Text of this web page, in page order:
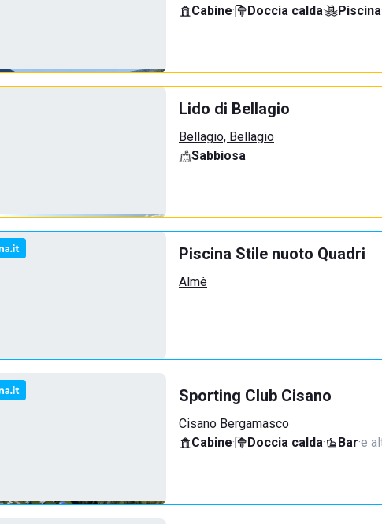
Cabine· Doccia calda· Piscina
Lido di Bellagio
Bellagio, Bellagio
Sabbiosa
Piscina Stile nuoto Quadri
Almè
Sporting Club Cisano
Cisano Bergamasco
Cabine· Doccia calda· Bar·e